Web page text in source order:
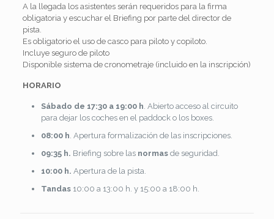
A la llegada los asistentes serán requeridos para la firma
obligatoria y escuchar el Briefing por parte del director de
pista.
Es obligatorio el uso de casco para piloto y copiloto.
Incluye seguro de piloto
Disponible sistema de cronometraje (incluido en la inscripción)
HORARIO
Sábado de 17:30 a 19:00 h. Abierto acceso al circuito
para dejar los coches en el paddock o los boxes.
08:00 h. Apertura formalización de las inscripciones.
09:35 h. Briefing sobre las normasde seguridad.
10:00 h. Apertura de la pista.
Tandas10:00 a 13:00 h. y 15:00 a 18:00 h.